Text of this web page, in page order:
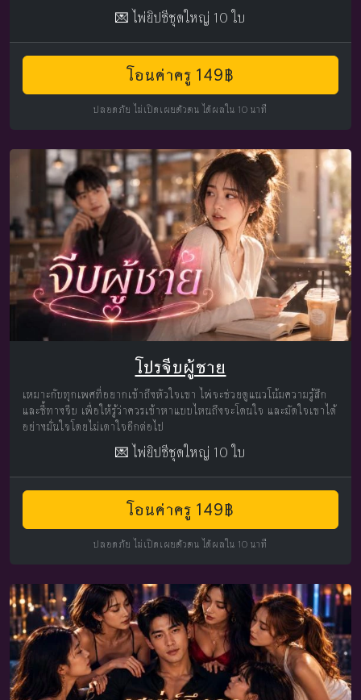
💌 ไพ่ยิปซีชุดใหญ่ 10 ใบ
โอนค่าครู 149฿
ปลอดภัย ไม่เปิดเผยตัวตน ได้ผลใน 10 นาที
โปรจีบผู้ชาย
เหมาะกับทุกเพศที่อยากเข้าถึงหัวใจเขา ไพ่จะช่วยดูแนวโน้มความรู้สึก
และชี้ทางจีบ เพื่อให้รู้ว่าควรเข้าหาแบบไหนถึงจะโดนใจ และมัดใจเขาได้
อย่างมั่นใจโดยไม่เดาใจอีกต่อไป
💌 ไพ่ยิปซีชุดใหญ่ 10 ใบ
โอนค่าครู 149฿
ปลอดภัย ไม่เปิดเผยตัวตน ได้ผลใน 10 นาที